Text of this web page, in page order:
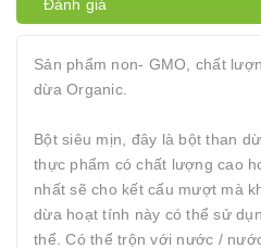
Đánh giá
Sản phẩm non- GMO, chất
dừa Organic.
Bột siêu mịn, đây là bột than
thực phẩm có chất lượng cao
nhất sẽ cho kết cấu mượt mà
dừa hoạt tính này có thể sử
thể. Có thể trộn với nước /